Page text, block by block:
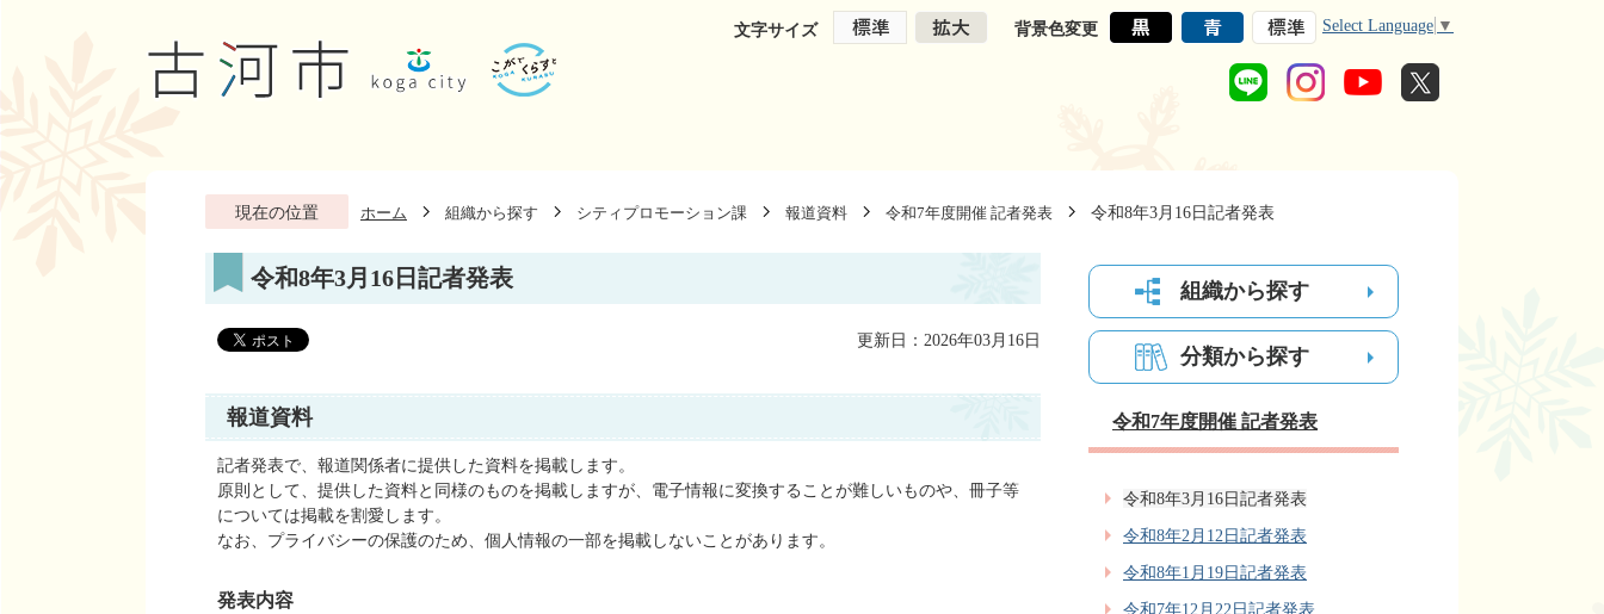
文字サイズ 背景色変更 Select Language ▼
現在の位置 ホーム 組織から探す シティプロモーション課 報道資料 令和7年度開催 記者発表 令和8年3月16日記者発表
令和8年3月16日記者発表
更新日：2026年03月16日
報道資料
記者発表で、報道関係者に提供した資料を掲載します。
原則として、提供した資料と同様のものを掲載しますが、電子情報に変換することが難しいものや、冊子等
については掲載を割愛します。
なお、プライバシーの保護のため、個人情報の一部を掲載しないことがあります。
発表内容
組織から探す
分類から探す
令和7年度開催 記者発表
令和8年3月16日記者発表
令和8年2月12日記者発表
令和8年1月19日記者発表
令和7年12月22日記者発表